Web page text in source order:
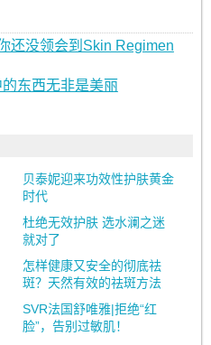
还没领会到Skin Regimen
东西无非是美丽
贝泰妮迎来功效性护肤黄金
时代
杜绝无效护肤 选水澜之迷
就对了
怎样健康又安全的彻底祛
斑？天然有效的祛斑方法
SVR法国舒唯雅|拒绝“红
脸”，告别过敏肌！